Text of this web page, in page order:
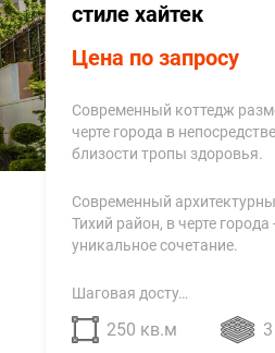
стиле хайтек
Цена по запросу
Современный коттедж
черте города в
близости тропы здоровья.
Современный
Тихий район, в черте
уникальное сочетание.
Шаговая досту…
250 кв.м